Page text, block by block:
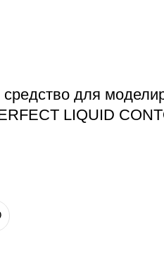
для
LIQUID